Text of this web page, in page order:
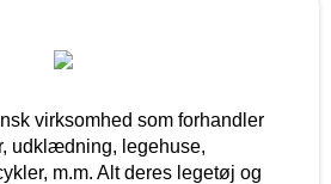
virksomhed som forhandler
udklædning, legehuse,
m.m. Alt deres legetøj og